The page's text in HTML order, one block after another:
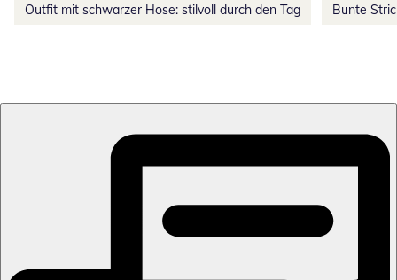
Outfit mit schwarzer Hose: stilvoll durch den Tag Bunte